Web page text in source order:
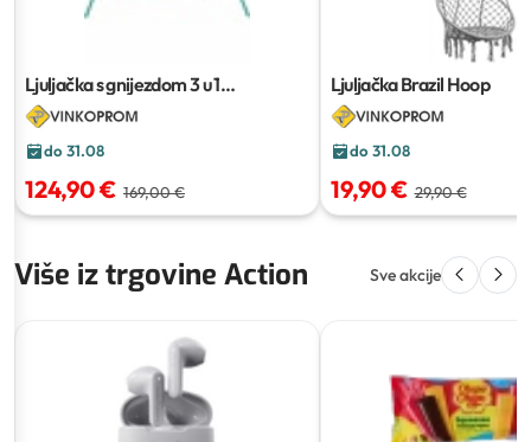
Ljuljačka s gnijezdom 3 u 1
327x139x200 cm
do 31.08
124,90 € 169,00 €
Ljuljačka Brazil Hoop
do 31.08
19,90 € 29,90 €
Više iz trgovine Action Sve akcije